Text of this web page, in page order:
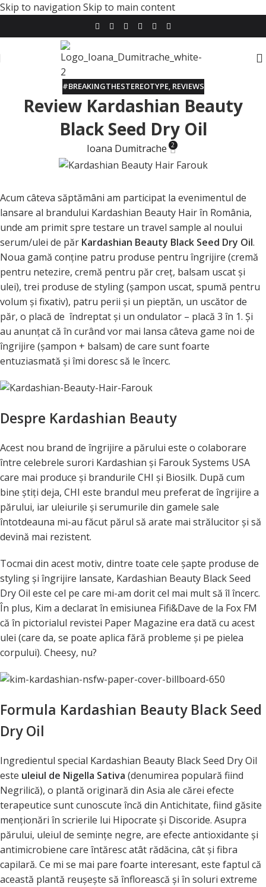
Skip to navigation Skip to main content
#BREAKINGTHESTEREOTYPE, REVIEWS
Review Kardashian Beauty
Black Seed Dry Oil
Ioana Dumitrache 2
Acum câteva săptămâni am participat la evenimentul de
lansare al brandului Kardashian Beauty Hair în România,
unde am primit spre testare un travel sample al noului
serum/ulei de păr Kardashian Beauty Black Seed Dry Oil.
Noua gamă conţine patru produse pentru îngrijire (cremă
pentru netezire, cremă pentru păr creţ, balsam uscat şi
ulei), trei produse de styling (şampon uscat, spumă pentru
volum şi fixativ), patru perii şi un pieptăn, un uscător de
păr, o placă de îndreptat şi un ondulator – placă 3 în 1. Şi
au anunţat că în curând vor mai lansa câteva game noi de
îngrijire (şampon + balsam) de care sunt foarte
entuziasmată şi îmi doresc să le încerc.
Despre Kardashian Beauty
Acest nou brand de îngrijire a părului este o colaborare
între celebrele surori Kardashian şi Farouk Systems USA
care mai produce şi brandurile CHI şi Biosilk. După cum
bine ştiţi deja, CHI este brandul meu preferat de îngrijire a
părului, iar uleiurile şi serumurile din gamele sale
întotdeauna mi-au făcut părul să arate mai strălucitor şi să
devină mai rezistent.
Tocmai din acest motiv, dintre toate cele şapte produse de
styling şi îngrijire lansate, Kardashian Beauty Black Seed
Dry Oil este cel pe care mi-am dorit cel mai mult să îl încerc.
În plus, Kim a declarat în emisiunea Fifi&Dave de la Fox FM
că în pictorialul revistei Paper Magazine era dată cu acest
ulei (care da, se poate aplica fără probleme şi pe pielea
corpului). Cheesy, nu?
Formula Kardashian Beauty Black Seed
Dry Oil
Ingredientul special Kardashian Beauty Black Seed Dry Oil
este uleiul de Nigella Sativa (denumirea populară fiind
Negrilică), o plantă originară din Asia ale cărei efecte
terapeutice sunt cunoscute încă din Antichitate, fiind găsite
menţionări în scrierile lui Hipocrate şi Discoride. Asupra
părului, uleiul de seminţe negre, are efecte antioxidante şi
antimicrobiene care întăresc atât rădăcina, cât şi fibra
capilară. Ce mi se mai pare foarte interesant, este faptul că
această plantă reuşeşte să înflorească şi în soluri extreme